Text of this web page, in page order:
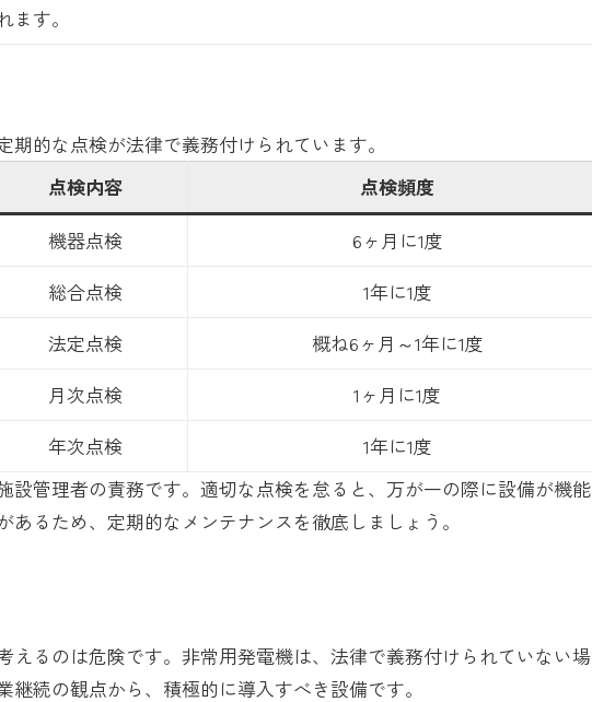
ます。
的な点検が法律で義務付けられています。
点検内容 点検頻度
機器点検
6ヶ月に1度
総合点検
1年に1度
法定点検 概ね6ヶ月～1年に1度
月次点検
1ヶ月に1度
年次点検
1年に1度
設管理者の責務です。適切な点検を怠ると、万が一の際に設備が機能
るため、定期的なメンテナンスを徹底しましょう。
えるのは危険です。非常用発電機は、法律で義務付けられていない場
続の観点から、積極的に導入すべき設備です。